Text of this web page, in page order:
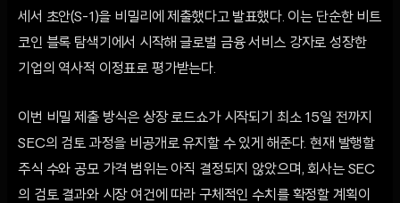
세서 초안(S-1)을 비밀리에 제출했다고 발표했다. 이는 단순한 비트
코인 블록 탐색기에서 시작해 글로벌 금융 서비스 강자로 성장한
기업의 역사적 이정표로 평가받는다.
이번 비밀 제출 방식은 상장 로드쇼가 시작되기 최소 15일 전까지
SEC의 검토 과정을 비공개로 유지할 수 있게 해준다. 현재 발행할
주식 수와 공모 가격 범위는 아직 결정되지 않았으며, 회사는 SEC
의 검토 결과와 시장 여건에 따라 구체적인 수치를 확정할 계획이